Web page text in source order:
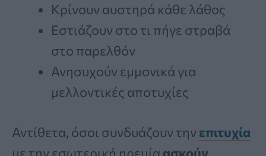
Κρίνουν αυστηρά κάθε λάθος
Εστιάζουν στο τι πήγε στραβά
στο παρελθόν
Ανησυχούν εμμονικά για
μελλοντικές αποτυχίες
Αντίθετα, όσοι συνδυάζουν την επιτυχία
με την εσωτερική ηρεμία ασκούν